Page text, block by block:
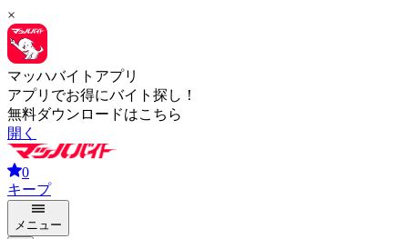
×
マッハバイトアプリ
アプリでお得にバイト探し！
無料ダウンロードはこちら
開く
0
キープ
メニュー